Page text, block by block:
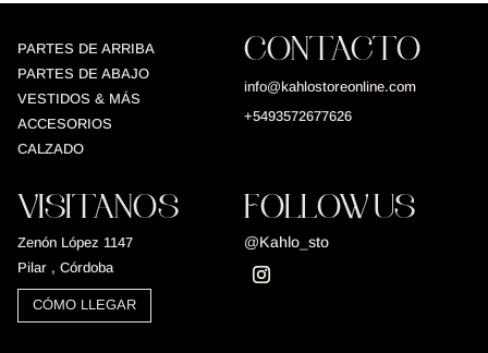
PARTES DE ARRIBA
PARTES DE ABAJO
VESTIDOS & MÁS
ACCESORIOS
CALZADO
CONTACTO
info@kahlostoreonline.com
+5493572677626
VISITANOS
Zenón López 1147
Pilar , Córdoba
CÓMO LLEGAR
FOLLOW US
@Kahlo_sto